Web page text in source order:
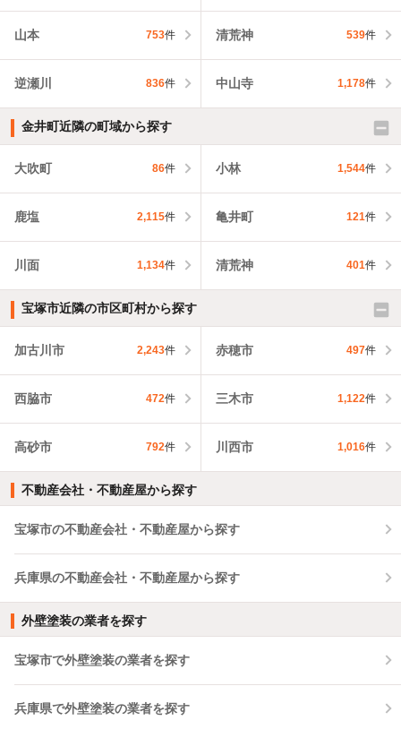
山本 753件 清荒神 539件
逆瀬川 836件 中山寺 1,178件
金井町近隣の町域から探す
大吹町 86件 小林 1,544件
鹿塩 2,115件 亀井町 121件
川面 1,134件 清荒神 401件
宝塚市近隣の市区町村から探す
加古川市 2,243件 赤穂市 497件
西脇市 472件 三木市 1,122件
高砂市 792件 川西市 1,016件
不動産会社・不動産屋から探す
宝塚市の不動産会社・不動産屋から探す
兵庫県の不動産会社・不動産屋から探す
外壁塗装の業者を探す
宝塚市で外壁塗装の業者を探す
兵庫県で外壁塗装の業者を探す